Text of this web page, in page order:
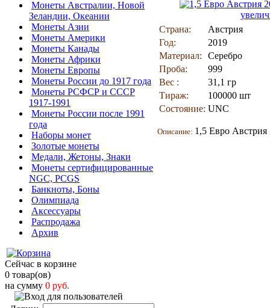
Монеты Австралии, Новой
Зеландии, Океании
Монеты Азии
Монеты Америки
Монеты Канады
Монеты Африки
Монеты Европы
Монеты России до 1917 года
Монеты РСФСР и СССР
1917-1991
Монеты России после 1991
года
Наборы монет
Золотые монеты
Медали, Жетоны, Знаки
Монеты сертифицированные
NGC, PCGS
Банкноты, Боны
Олимпиада
Аксессуары
Распродажа
Архив
Сейчас в корзине
0 товар(ов)
на сумму 0 руб.
Страна:
Австрия
Год:
2019
Материал:
Серебро
Проба:
999
Вес :
31,1 гр
Тираж:
100000 шт
Состояние: UNC
Описание: 1,5 Евро Австрия